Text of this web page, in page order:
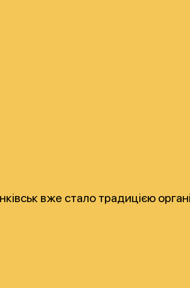
вже стало традицією